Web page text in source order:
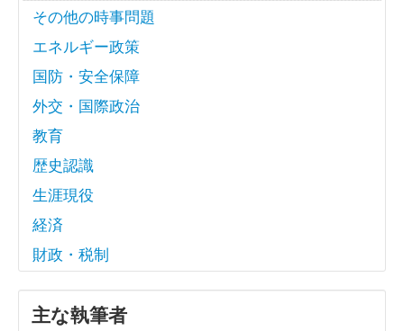
その他の時事問題
エネルギー政策
国防・安全保障
外交・国際政治
教育
歴史認識
生涯現役
経済
財政・税制
主な執筆者